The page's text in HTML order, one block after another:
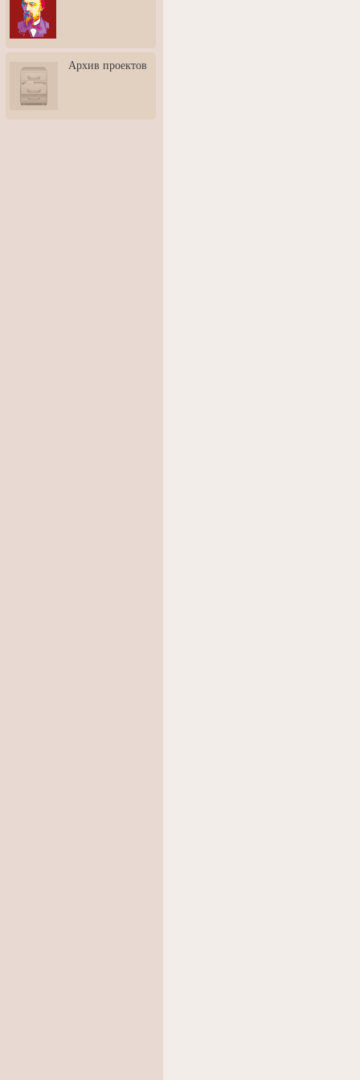
3: Обусловленности
человека и их влияние на
карьеру
скульптором Дмитрием
Тугариновым
АртБульвар в День города
Архив проектов